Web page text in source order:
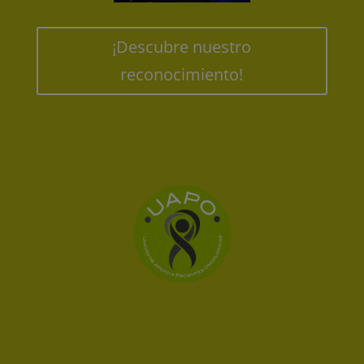
¡Descubre nuestro
reconocimiento!